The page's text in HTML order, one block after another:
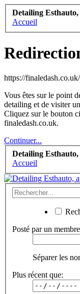
Detailing
Accueil
https://finaledash.co.uk/
Vous êtes sur le point
detailing et de visiter
Cliquez sur le bouton
finaledash.co.uk.
Continuer...
Detailing
Accueil
Posté par un
Séparer les
Plus récent que: